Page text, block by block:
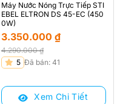
Máy Nước Nóng Trực Tiếp STI
EBEL ELTRON DS 45-EC (450
0W)
4.290.000₫
Giá
là:
4.290.000 ₫.
3.350.000 ₫
Giá
tại
5 Đã bán: 41
Xem Chi Tiết